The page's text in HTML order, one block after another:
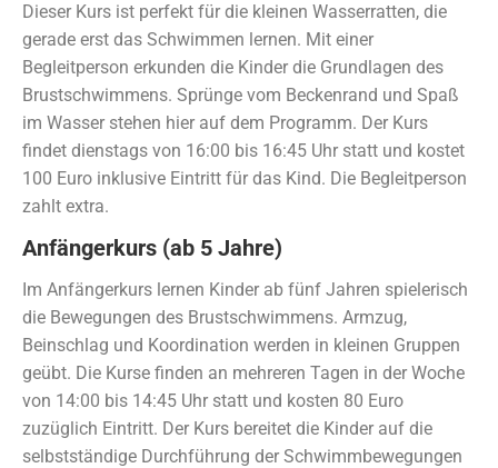
Dieser Kurs ist perfekt für die kleinen Wasserratten, die
gerade erst das Schwimmen lernen. Mit einer
Begleitperson erkunden die Kinder die Grundlagen des
Brustschwimmens. Sprünge vom Beckenrand und Spaß
im Wasser stehen hier auf dem Programm. Der Kurs
findet dienstags von 16:00 bis 16:45 Uhr statt und kostet
100 Euro inklusive Eintritt für das Kind. Die Begleitperson
zahlt extra.
Anfängerkurs (ab 5 Jahre)
Im Anfängerkurs lernen Kinder ab fünf Jahren spielerisch
die Bewegungen des Brustschwimmens. Armzug,
Beinschlag und Koordination werden in kleinen Gruppen
geübt. Die Kurse finden an mehreren Tagen in der Woche
von 14:00 bis 14:45 Uhr statt und kosten 80 Euro
zuzüglich Eintritt. Der Kurs bereitet die Kinder auf die
selbstständige Durchführung der Schwimmbewegungen